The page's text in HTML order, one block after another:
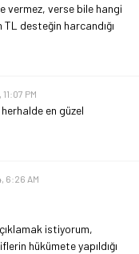
vermez, verse bile hangi
desteğin harcandığı
PM
en güzel
6:26 AM
istiyorum,
hükümete yapıldığı